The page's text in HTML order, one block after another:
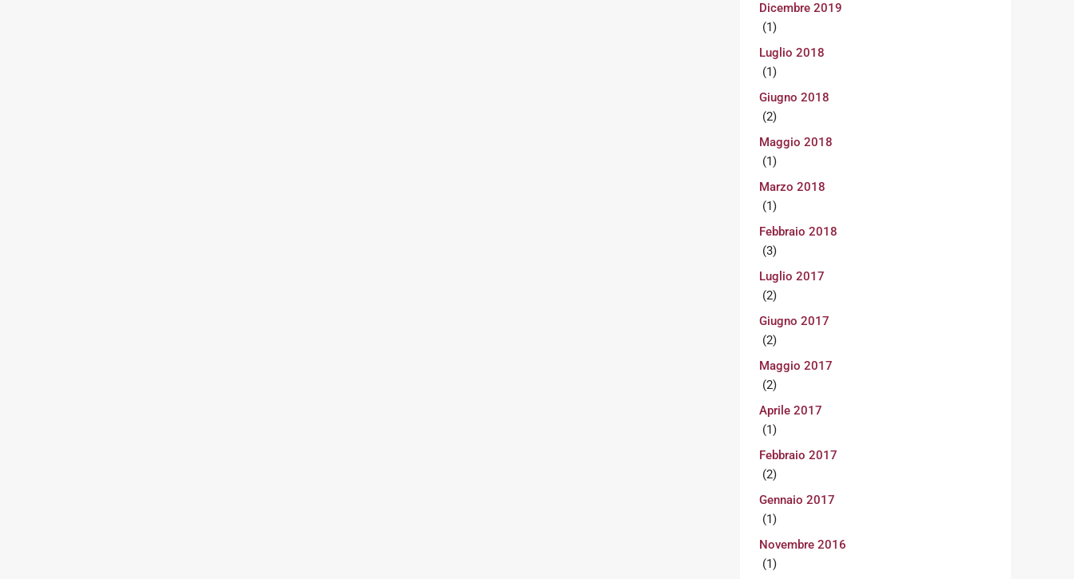
Dicembre 2019
(1)
Luglio 2018
(1)
Giugno 2018
(2)
Maggio 2018
(1)
Marzo 2018
(1)
Febbraio 2018
(3)
Luglio 2017
(2)
Giugno 2017
(2)
Maggio 2017
(2)
Aprile 2017
(1)
Febbraio 2017
(2)
Gennaio 2017
(1)
Novembre 2016
(1)